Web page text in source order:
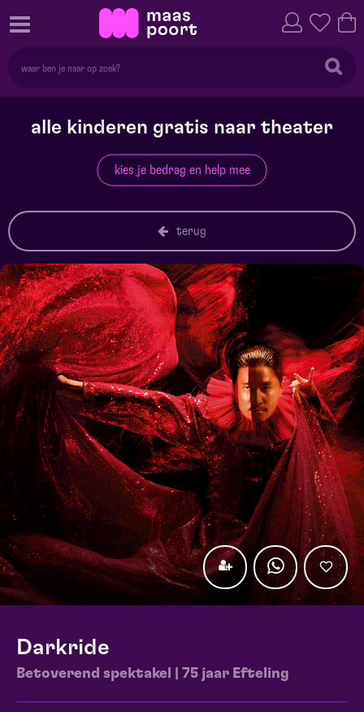
alle kinderen gratis naar theater
kies je bedrag en help mee
terug
Darkride
Betoverend spektakel | 75 jaar Efteling